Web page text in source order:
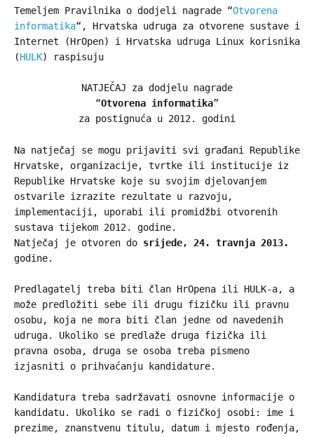
Temeljem Pravilnika o dodjeli nagrade “Otvorena
informatika“, Hrvatska udruga za otvorene sustave i
Internet (HrOpen) i Hrvatska udruga Linux korisnika
(HULK) raspisuju
NATJEČAJ za dodjelu nagrade
“Otvorena informatika”
za postignuća u 2012. godini
Na natječaj se mogu prijaviti svi građani Republike
Hrvatske, organizacije, tvrtke ili institucije iz
Republike Hrvatske koje su svojim djelovanjem
ostvarile izrazite rezultate u razvoju,
implementaciji, uporabi ili promidžbi otvorenih
sustava tijekom 2012. godine.
Natječaj je otvoren do srijede, 24. travnja 2013.
godine.
Predlagatelj treba biti član HrOpena ili HULK-a, a
može predložiti sebe ili drugu fizičku ili pravnu
osobu, koja ne mora biti član jedne od navedenih
udruga. Ukoliko se predlaže druga fizička ili
pravna osoba, druga se osoba treba pismeno
izjasniti o prihvaćanju kandidature.
Kandidatura treba sadržavati osnovne informacije o
kandidatu. Ukoliko se radi o fizičkoj osobi: ime i
prezime, znanstvenu titulu, datum i mjesto rođenja,